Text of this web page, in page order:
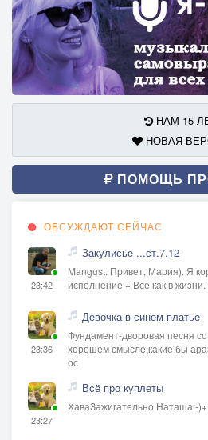
НАМ 15
НОВАЯ
ПОМОЩЬ
ОБСУЖДАЮТ СЕЙЧАС
23:42
Закулисье ...ст.7.12
Mangust. Привет, Мария). Я
исполнение + Всё как в
23:36
Девочка в синем платье
Фундамент-дворовая песня
хорошем смысле,какие бы
ос
23:27
Всё про куплеты
ХаваЗажигательно Наташа:-)+